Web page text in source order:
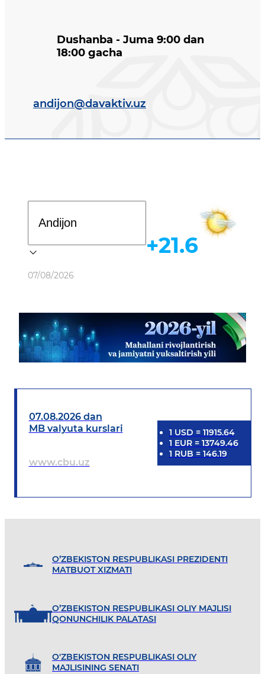
Dushanba - Juma 9:00 dan
18:00 gacha
andijon@davaktiv.uz
Ob-havo
07/08/2026
+21.6
07.08.2026 dan
MB valyuta kurslari
www.cbu.uz
1 USD = 11915.64
1 EUR= 13749.46
1 RUB = 146.19
O’ZBEKISTON RESPUBLIKASI PREZIDENTI
MATBUOT XIZMATI
O’ZBEKISTON RESPUBLIKASI OLIY MAJLISI
QONUNCHILIK PALATASI
O'ZBEKISTON RESPUBLIKASI OLIY
MAJLISINING SENATI